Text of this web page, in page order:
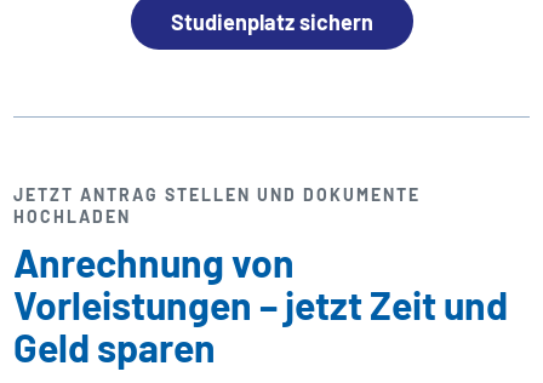
Studienplatz sichern
JETZT ANTRAG STELLEN UND DOKUMENTE
HOCHLADEN
Anrechnung von
Vorleistungen – jetzt Zeit und
Geld sparen